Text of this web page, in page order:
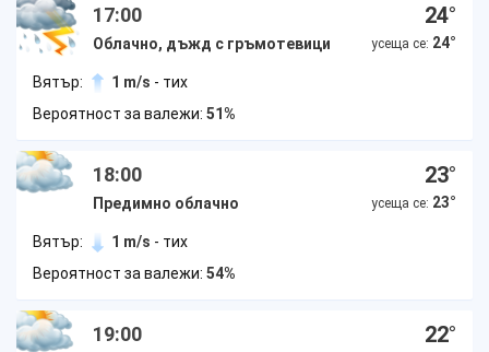
17:00
Облачно, дъжд с гръмотевици
24°
усеща се: 24°
Вятър: 1 m/s - тих
Вероятност за валежи: 51%
18:00
Предимно облачно
23°
усеща се: 23°
Вятър: 1 m/s - тих
Вероятност за валежи: 54%
19:00 22°